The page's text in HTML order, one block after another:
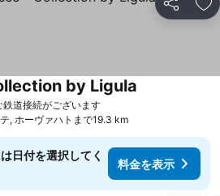
シェア お
鉄道接続がございます
by Ligula
, ホーヴァハトまで19.3 km
日付を選択してく
料金を表示